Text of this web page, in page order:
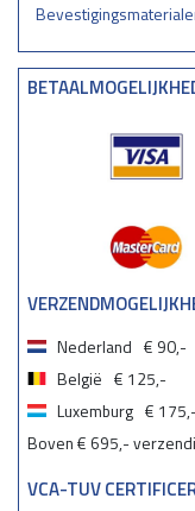
Nederland € 90,-
België € 125,-
Luxemburg € 175,-
Boven € 695,-
VCA-TUV